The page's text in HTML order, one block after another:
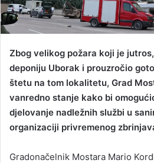
Zbog velikog požara koji je
deponiju Uborak i prouzročio
štetu na tom lokalitetu, Grad
vanredno stanje kako bi
djelovanje nadležnih službi u
organizaciji privremenog
Gradonačelnik Mostara Mario